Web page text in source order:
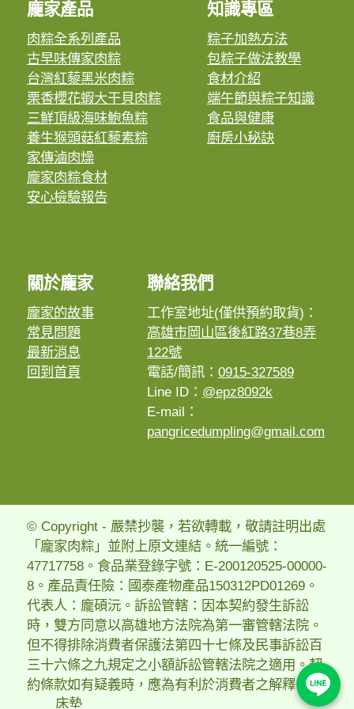
龐家產品
肉粽全系列產品
古早味傳家肉粽
台灣紅藜黑米肉粽
栗香櫻花蝦大干貝肉粽
三鮮頂級海味鮑魚粽
養生猴頭菇紅藜素粽
家傳滷肉燥
龐家肉粽食材
安心檢驗報告
知識專區
粽子加熱方法
包粽子做法教學
食材介紹
端午節與粽子知識
食品與健康
廚房小秘訣
關於龐家
龐家的故事
常見問題
最新消息
回到首頁
聯絡我們
工作室地址(僅供預約取貨)：
高雄市岡山區後紅路37巷8弄
122號
電話/簡訊： 0915-327589
Line ID： @epz8092k
E-mail：
pangricedumpling@gmail.com
© Copyright - 嚴禁抄襲，若欲轉載，敬請註明出處
「龐家肉粽」並附上原文連結。統一編號：
47717758。食品業登錄字號：E-200120525-00000-
8。產品責任險：國泰產物產品150312PD01269。
代表人：龐碩沅。訴訟管轄：因本契約發生訴訟
時，雙方同意以高雄地方法院為第一審管轄法院。
但不得排除消費者保護法第四十七條及民事訴訟百
三十六條之九規定之小額訴訟管轄法院之適用。契
約條款如有疑義時，應為有利於消費者之解釋。
床墊